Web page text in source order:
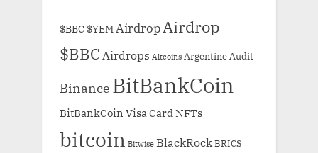
$BBC $YEMAirdropAirdrop
$BBCAirdrops Altcoins Argentine Audit
Binance BitBankCoin
BitBankCoin Visa Card NFTs
bitcoin Bitwise BlackRockBRICS